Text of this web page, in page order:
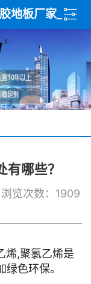
地板厂家_
利美建材
哪些？
浏览次数：1909
烯,聚氯乙烯是
色环保。